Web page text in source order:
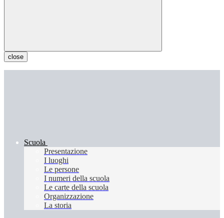
close
Scuola
Presentazione
I luoghi
Le persone
I numeri della scuola
Le carte della scuola
Organizzazione
La storia